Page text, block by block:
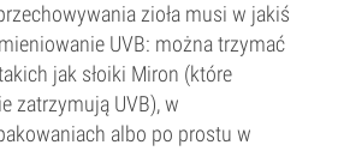
zioła musi w jakiś
UVB: można trzymać
jak słoiki Miron (które
zatrzymują UVB), w
albo po prostu w